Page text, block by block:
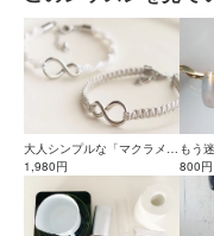
大人シンプルな「マクラメブ
レスレット」作り
1,980円
もう
アン
ーシ
800円